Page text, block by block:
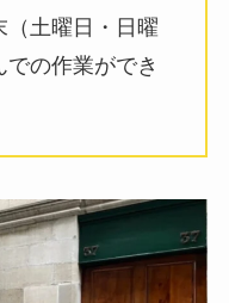
（土曜日・日曜
の作業ができ